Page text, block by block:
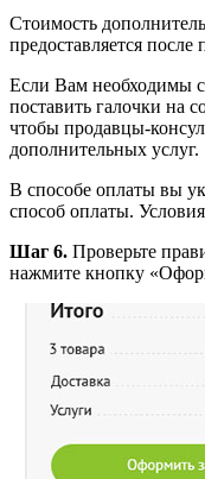
Стоимость
предоставляется после
Если Вам необходимы
поставить галочки на
чтобы продавцы-
дополнительных услуг.
В способе оплаты вы
способ оплаты.
Шаг 6. Проверьте
нажмите кнопку